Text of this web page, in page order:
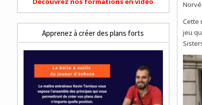
Cette
jeu
Apprenez à créer des plans forts